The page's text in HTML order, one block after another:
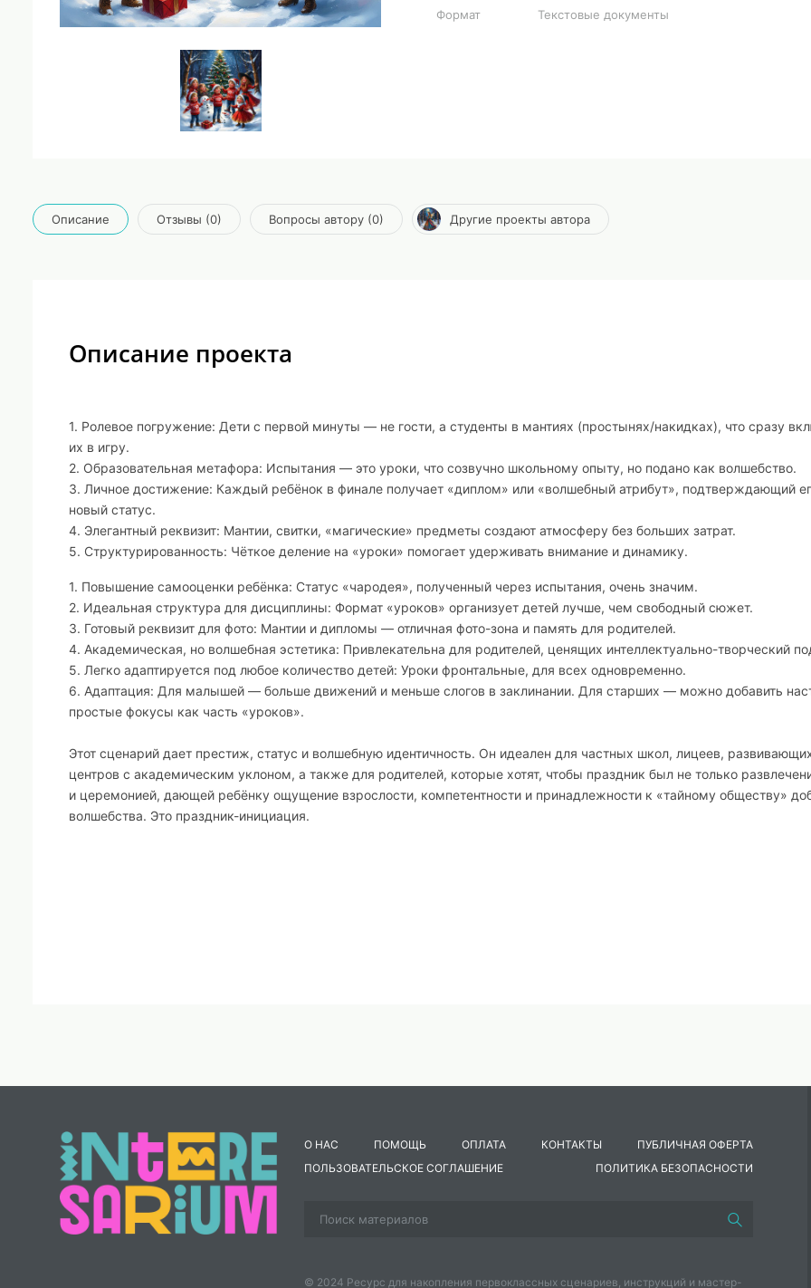
Формат
Текстовые документы
Описание Отзывы (0) Вопросы автору (0) Другие проекты автора
Описание проекта
1. Ролевое погружение: Дети с первой минуты — не гости, а студенты в мантиях (простынях/накидках), что сразу
их в игру.
2. Образовательная метафора: Испытания — это уроки, что созвучно школьному опыту, но подано как волшебство.
3. Личное достижение: Каждый ребёнок в финале получает «диплом» или «волшебный атрибут», подтверждающий
новый статус.
4. Элегантный реквизит: Мантии, свитки, «магические» предметы создают атмосферу без больших затрат.
5. Структурированность: Чёткое деление на «уроки» помогает удерживать внимание и динамику.
1. Повышение самооценки ребёнка: Статус «чародея», полученный через испытания, очень значим.
2. Идеальная структура для дисциплины: Формат «уроков» организует детей лучше, чем свободный сюжет.
3. Готовый реквизит для фото: Мантии и дипломы — отличная фото-зона и память для родителей.
4. Академическая, но волшебная эстетика: Привлекательна для родителей, ценящих интеллектуально-творческий
5. Легко адаптируется под любое количество детей: Уроки фронтальные, для всех одновременно.
6. Адаптация: Для малышей — больше движений и меньше слогов в заклинании. Для старших — можно добавить
простые фокусы как часть «уроков».
Этот сценарий дает престиж, статус и волшебную идентичность. Он идеален для частных школ, лицеев,
центров с академическим уклоном, а также для родителей, которые хотят, чтобы праздник был не только
и церемонией, дающей ребёнку ощущение взрослости, компетентности и принадлежности к «тайному обществу»
волшебства. Это праздник-инициация.
О НАС ПОМОЩЬ ОПЛАТА КОНТАКТЫ
ПУБЛИЧНАЯ ОФЕРТА
ПОЛЬЗОВАТЕЛЬСКОЕ СОГЛАШЕНИЕ
ПОЛИТИКА БЕЗОПАСНОСТИ
© 2024 Ресурс для накопления первоклассных сценариев, инструкций и мастер-